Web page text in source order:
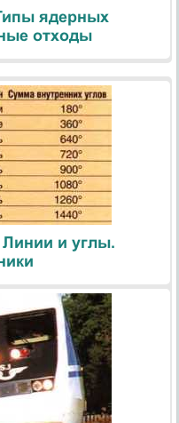
ядерных
отходы
и углы.